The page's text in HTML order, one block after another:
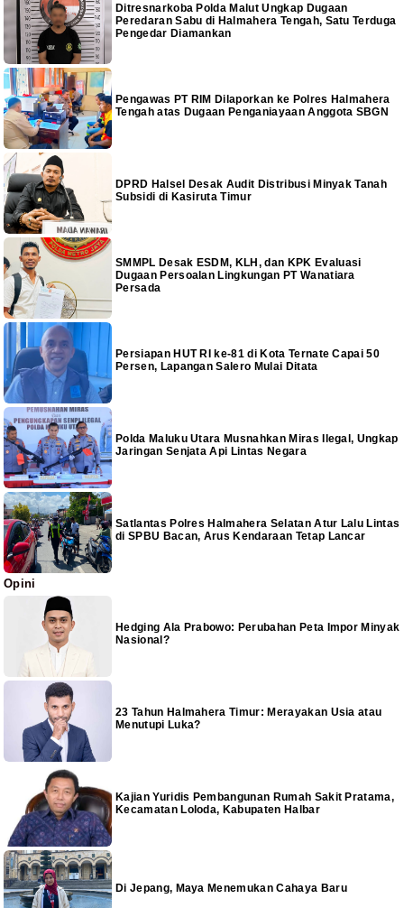
Ditresnarkoba Polda Malut Ungkap Dugaan
Peredaran Sabu di Halmahera Tengah, Satu Terduga
Pengedar Diamankan
Pengawas PT RIM Dilaporkan ke Polres Halmahera
Tengah atas Dugaan Penganiayaan Anggota SBGN
DPRD Halsel Desak Audit Distribusi Minyak Tanah
Subsidi di Kasiruta Timur
SMMPL Desak ESDM, KLH, dan KPK Evaluasi
Dugaan Persoalan Lingkungan PT Wanatiara
Persada
Persiapan HUT RI ke-81 di Kota Ternate Capai 50
Persen, Lapangan Salero Mulai Ditata
Polda Maluku Utara Musnahkan Miras Ilegal, Ungkap
Jaringan Senjata Api Lintas Negara
Satlantas Polres Halmahera Selatan Atur Lalu Lintas
di SPBU Bacan, Arus Kendaraan Tetap Lancar
Opini
Hedging Ala Prabowo: Perubahan Peta Impor Minyak
Nasional?
23 Tahun Halmahera Timur: Merayakan Usia atau
Menutupi Luka?
Kajian Yuridis Pembangunan Rumah Sakit Pratama,
Kecamatan Loloda, Kabupaten Halbar
Di Jepang, Maya Menemukan Cahaya Baru